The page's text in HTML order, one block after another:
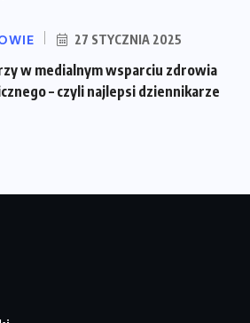
27 STYCZNIA 2025
w medialnym wsparciu zdrowia
– czyli najlepsi dziennikarze